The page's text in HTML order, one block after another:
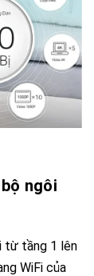
ngôi
từ tầng 1 lên
WiFi của